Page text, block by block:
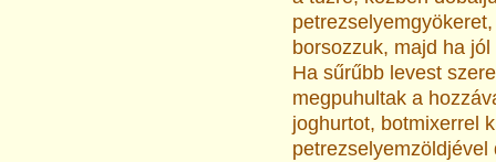
borsozzuk, majd ha
Ha sűrűbb levest
megpuhultak a
joghurtot, botmixerrel
petrezselyemzöldjével